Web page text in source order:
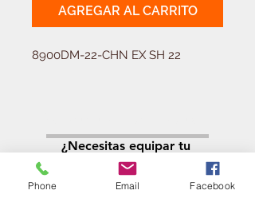
AGREGAR AL CARRITO
8900DM-22-CHN EX SH 22
Llamá al:
011-4768-9855
¿Necesitas equipar tu
ferretería?
Phone Email Facebook